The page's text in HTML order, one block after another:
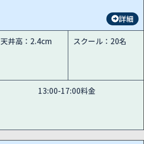
詳細
天井高：2.4cm スクール：20名
13:00-17:00料金